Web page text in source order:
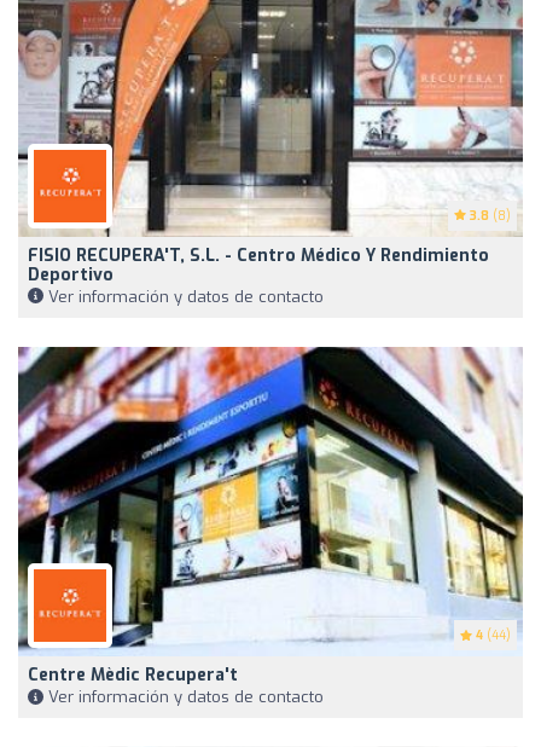
3.8 (8)
FISIO RECUPERA'T, S.L. - Centro Médico Y Rendimiento
Deportivo
Ver información y datos de contacto
4 (44)
Centre Mèdic Recupera't
Ver información y datos de contacto